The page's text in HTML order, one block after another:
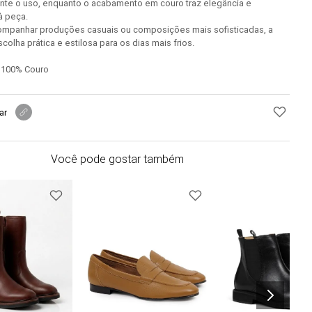
o uso, enquanto o acabamento em couro traz elegância e
peça.
produções casuais ou composições mais sofisticadas, a
prática e estilosa para os dias mais frios.
Couro
Você pode gostar também